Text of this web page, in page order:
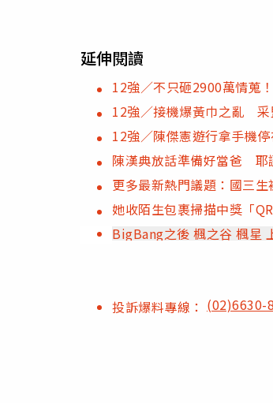
延伸閱讀
12強／不只砸2900萬情蒐
12強／接機爆黃巾之亂 采
12強／陳傑憲遊行拿手機
陳漢典放話準備好當爸 耶
更多最新熱門議題：國三生
她收陌生包裹掃描中獎「
BigBang之後 楓之谷 楓星
投訴爆料專線： (02)6630-